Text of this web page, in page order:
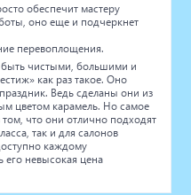
обеспечит мастеру
оно еще и подчеркнет
перевоплощения.
чистыми, большими и
как раз такое. Оно
Ведь сделаны они из
цветом карамель. Но самое
что они отлично подходят
так и для салонов
каждому
невысокая цена